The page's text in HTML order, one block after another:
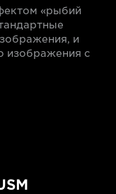
«рыбий
и
изображения с